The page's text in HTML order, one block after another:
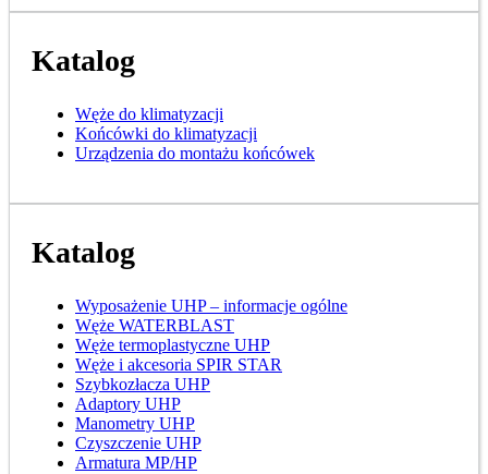
Katalog
Węże do klimatyzacji
Końcówki do klimatyzacji
Urządzenia do montażu końcówek
Katalog
Wyposażenie UHP – informacje ogólne
Węże WATERBLAST
Węże termoplastyczne UHP
Węże i akcesoria SPIR STAR
Szybkozłacza UHP
Adaptory UHP
Manometry UHP
Czyszczenie UHP
Armatura MP/HP